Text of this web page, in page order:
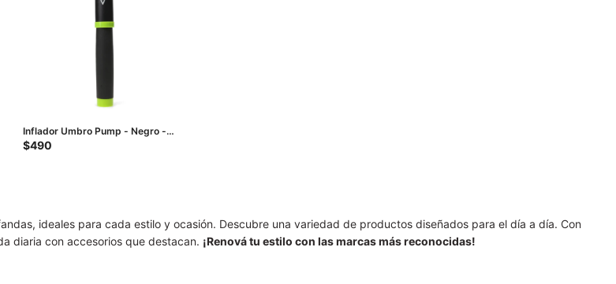
Inflador Umbro Pump - Negro -
Verde
$490
ideales para cada estilo y ocasión. Descubre una variedad de productos diseñados para el día a día. Con
diaria con accesorios que destacan. ¡Renová tu estilo con las marcas más reconocidas!